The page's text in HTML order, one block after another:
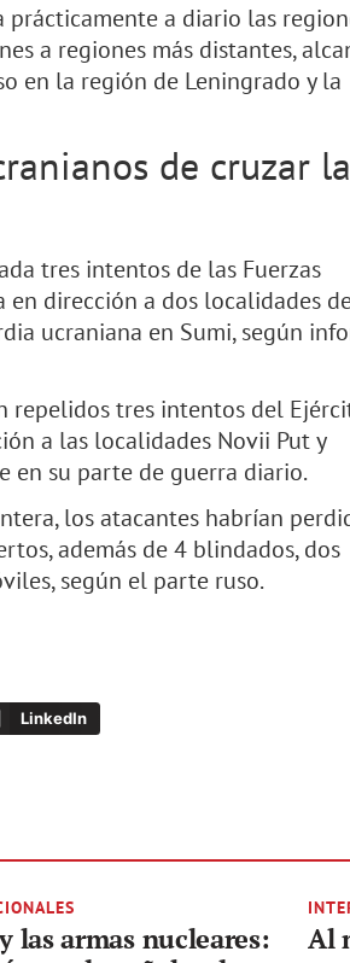
prácticamente a diario las
a regiones más distantes,
en la región de Leningrado y la
de cruzar la
tres intentos de las Fuerzas
dirección a dos localidades
ucraniana en Sumi, según
repelidos tres intentos del
a las localidades Novii Put y
en su parte de guerra diario.
los atacantes habrían
además de 4 blindados, dos
según el parte ruso.
LinkedIn
las armas nucleares:
Al